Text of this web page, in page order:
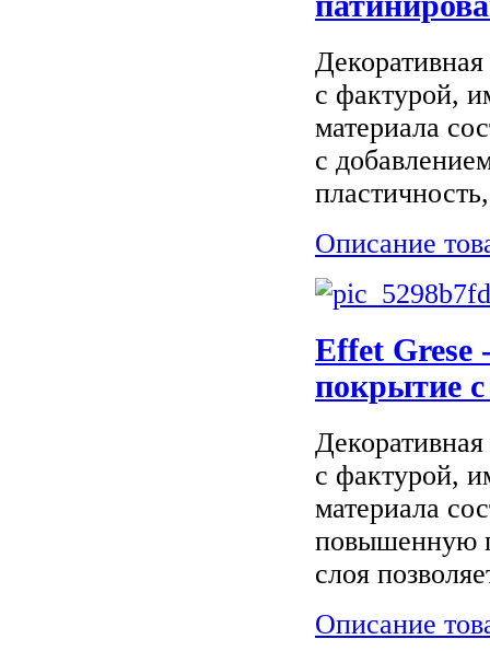
с фактурой,
материала
с
Описание
Effet Grese
покрытие
с фактурой,
материала
повышенную
слоя
Описание